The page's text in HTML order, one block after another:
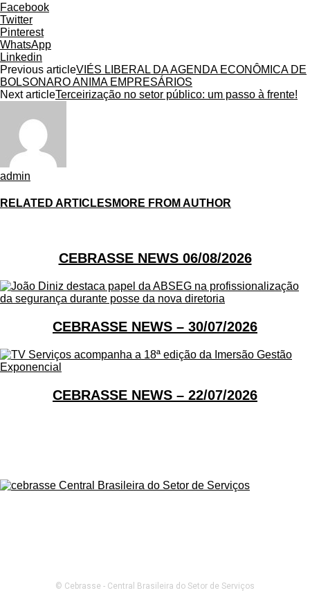
Facebook
Twitter
Pinterest
WhatsApp
Linkedin
Previous articleVIÉS LIBERAL DA AGENDA ECONÔMICA DE
BOLSONARO ANIMA EMPRESÁRIOS
Next articleTerceirização no setor público: um passo à frente!
admin
RELATED ARTICLES MORE FROM AUTHOR
CEBRASSE NEWS 06/08/2026
CEBRASSE NEWS – 30/07/2026
CEBRASSE NEWS – 22/07/2026
© Cebrasse - Central Brasileira do Setor de Serviços